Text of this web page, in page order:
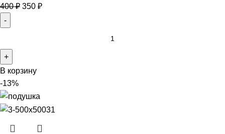
400₽ 350 ₽
В корзину
-13%